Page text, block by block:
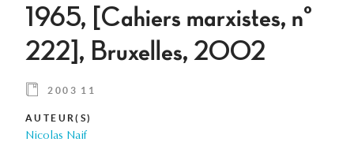
1965, [Cahiers marxistes, n°
222], Bruxelles, 2002
2003 11
AUTEUR(S)
Nicolas Naif